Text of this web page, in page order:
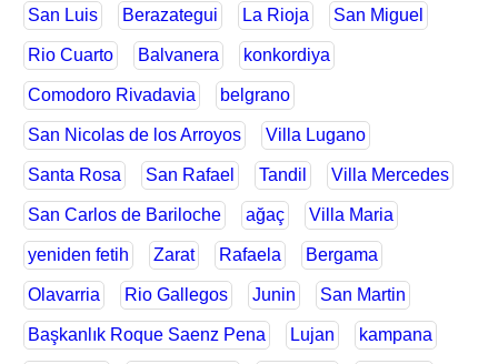
San Luis Berazategui La Rioja San Miguel
Rio Cuarto Balvanera konkordiya
Comodoro Rivadavia belgrano
San Nicolas de los Arroyos Villa Lugano
Santa Rosa San Rafael Tandil Villa Mercedes
San Carlos de Bariloche ağaç Villa Maria
yeniden fetih Zarat Rafaela Bergama
Olavarria Rio Gallegos Junin San Martin
Başkanlık Roque Saenz Pena Lujan kampana